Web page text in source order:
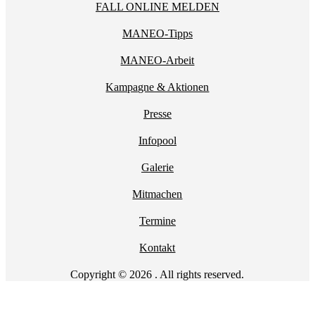
FALL ONLINE MELDEN
MANEO-Tipps
MANEO-Arbeit
Kampagne & Aktionen
Presse
Infopool
Galerie
Mitmachen
Termine
Kontakt
Copyright © 2026 . All rights reserved.